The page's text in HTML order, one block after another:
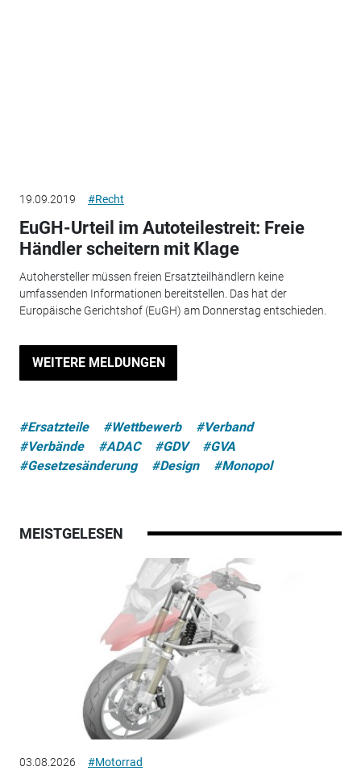
19.09.2019 #Recht
EuGH-Urteil im Autoteilestreit: Freie
Händler scheitern mit Klage
Autohersteller müssen freien Ersatzteilhändlern keine
umfassenden Informationen bereitstellen. Das hat der
Europäische Gerichtshof (EuGH) am Donnerstag entschieden.
WEITERE MELDUNGEN
#Ersatzteile #Wettbewerb
#Verband
#Verbände
#ADAC #GDV
#GVA
#Gesetzesänderung
#Design #Monopol
MEISTGELESEN
03.08.2026 #Motorrad